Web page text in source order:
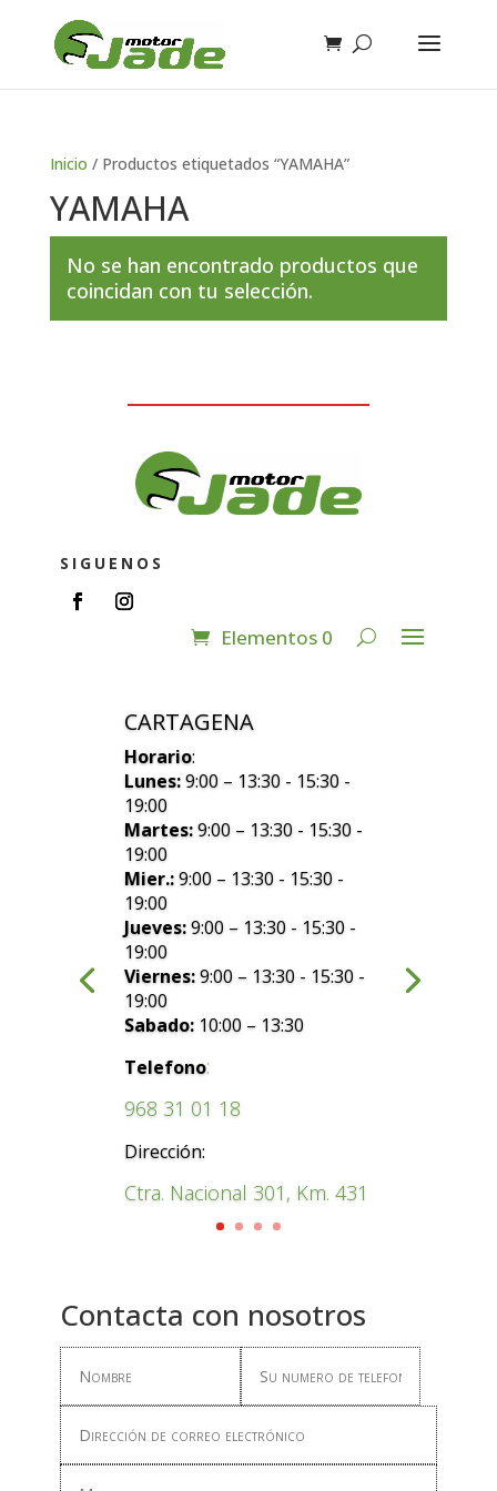
Inicio / Productos etiquetados “YAMAHA”
YAMAHA
No se han encontrado productos que
coincidan con tu selección.
SIGUENOS
Elementos 0
CARTAGENA
Horario:
Lunes:9:00 – 13:30 - 15:30 -
19:00
Martes:9:00 – 13:30 - 15:30 -
19:00
Mier.:9:00 – 13:30 - 15:30 -
19:00
Jueves:9:00 – 13:30 - 15:30 -
19:00
Viernes:9:00 – 13:30 - 15:30 -
19:00
Sabado: 10:00 – 13:30
Telefono:
968 31 01 18
Dirección:
Ctra. Nacional 301, Km. 431
Contacta con nosotros